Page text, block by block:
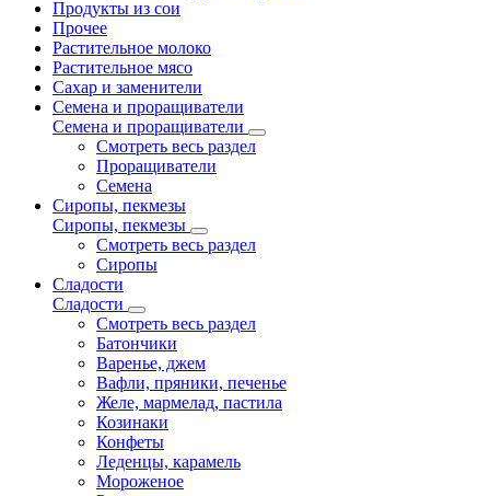
Продукты из сои
Прочее
Растительное молоко
Растительное мясо
Сахар и заменители
Семена и проращиватели
Семена и проращиватели
Смотреть весь раздел
Проращиватели
Семена
Сиропы, пекмезы
Сиропы, пекмезы
Смотреть весь раздел
Сиропы
Сладости
Сладости
Смотреть весь раздел
Батончики
Варенье, джем
Вафли, пряники, печенье
Желе, мармелад, пастила
Козинаки
Конфеты
Леденцы, карамель
Мороженое